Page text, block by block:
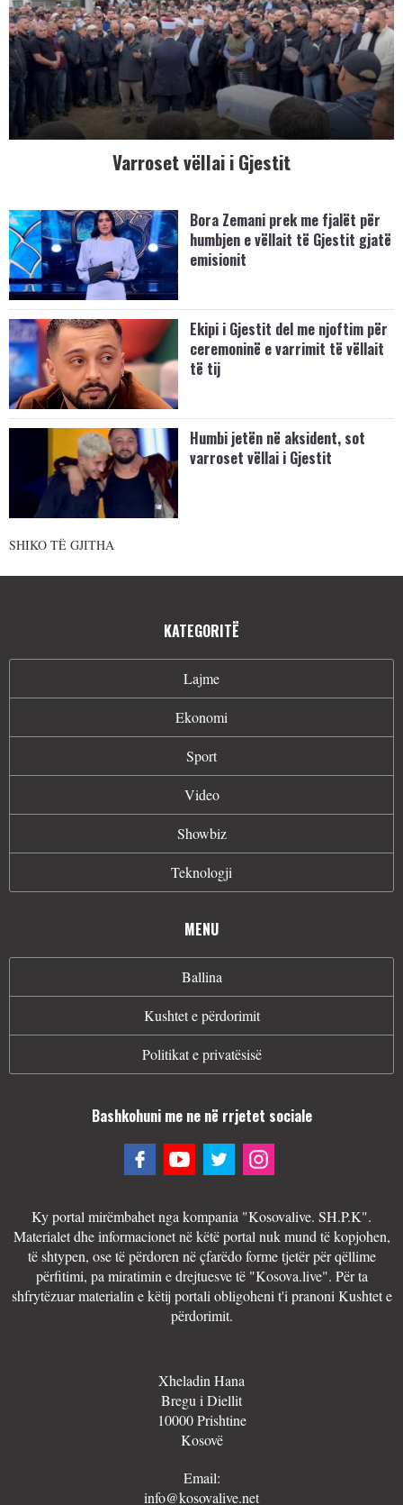
Varroset vëllai i Gjestit
Bora Zemani prek me fjalët për
humbjen e vëllait të Gjestit gjatë
emisionit
Ekipi i Gjestit del me njoftim për
ceremoninë e varrimit të vëllait
të tij
Humbi jetën në aksident, sot
varroset vëllai i Gjestit
SHIKO TË GJITHA
KATEGORITË
Lajme
Ekonomi
Sport
Video
Showbiz
Teknologji
MENU
Ballina
Kushtet e përdorimit
Politikat e privatësisë
Bashkohuni me ne në rrjetet sociale
Ky portal mirëmbahet nga kompania "Kosovalive. SH.P.K".
Materialet dhe informacionet në këtë portal nuk mund të kopjohen,
të shtypen, ose të përdoren në çfarëdo forme tjetër për qëllime
përfitimi, pa miratimin e drejtuesve të "Kosova.live". Për ta
shfrytëzuar materialin e këtij portali obligoheni t'i pranoni Kushtet e
përdorimit.
Xheladin Hana
Bregu i Diellit
10000 Prishtine
Kosovë
Email:
info@kosovalive.net